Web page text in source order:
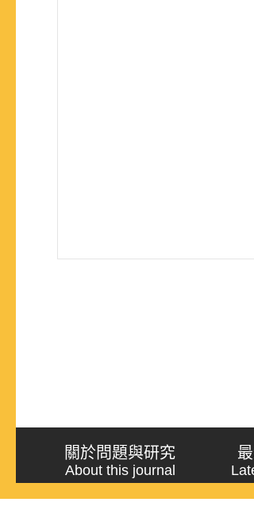
關於問題與研究
About this journal